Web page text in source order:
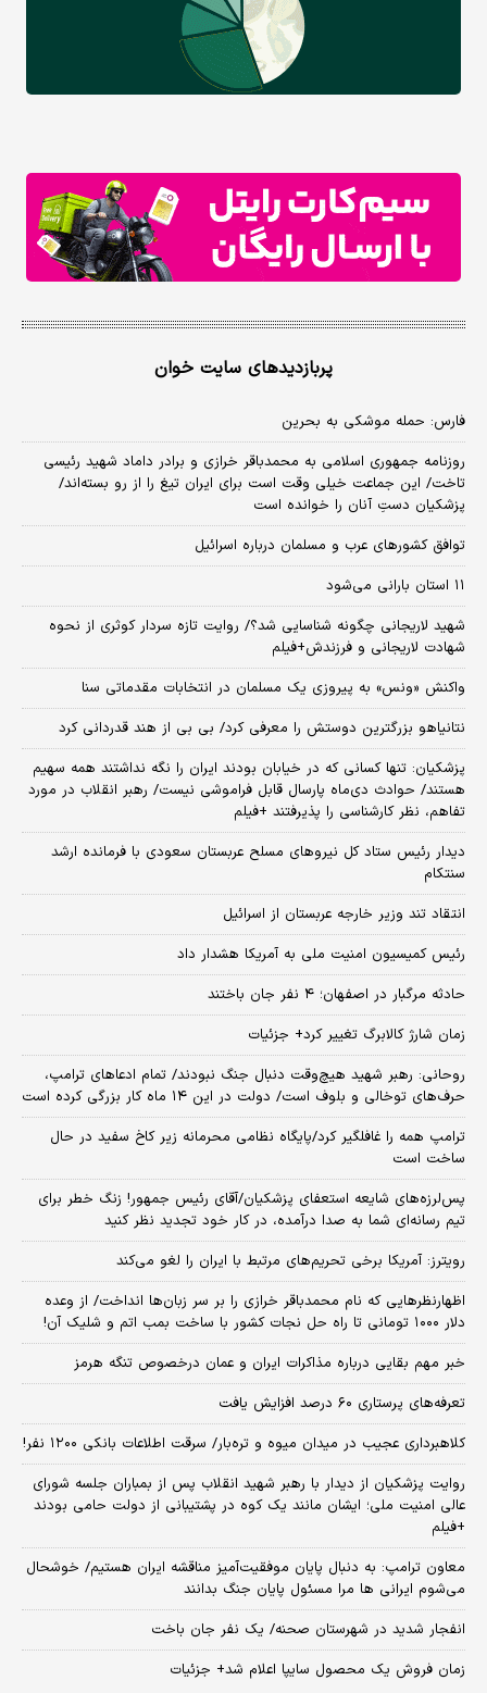
پربازدیدهای سایت خوان
فارس: حمله موشکی به بحرین
روزنامه جمهوری اسلامی به محمدباقر خرازی و برادر داماد شهید رئیسی
تاخت/ این جماعت خیلی وقت است برای ایران تیغ را از رو بسته‌اند/
پزشکیان دستِ آنان را خوانده است
توافق کشورهای عرب و مسلمان درباره اسرائیل
۱۱ استان بارانی می‌شود
شهید لاریجانی چگونه شناسایی شد؟/ روایت تازه سردار کوثری از نحوه
شهادت لاریجانی و فرزندش+فیلم
واکنش «ونس» به پیروزی یک مسلمان در انتخابات مقدماتی سنا
نتانیاهو بزرگترین دوستش را معرفی کرد/ بی بی از هند قدردانی کرد
پزشکیان: تنها کسانی که در خیابان بودند ایران را نگه نداشتند همه سهیم
هستند/ حوادث دی‌ماه پارسال قابل فراموشی نیست/ رهبر انقلاب در مورد
تفاهم، نظر کارشناسی را پذیرفتند +فیلم
دیدار رئیس ستاد کل نیروهای مسلح عربستان سعودی با فرمانده ارشد
سنتکام
انتقاد تند وزیر خارجه عربستان از اسرائیل
رئیس کمیسیون امنیت ملی به آمریکا هشدار داد
حادثه مرگبار در اصفهان؛ ۴ نفر جان باختند
زمان شارژ کالابرگ تغییر کرد+ جزئیات
روحانی: رهبر شهید هیچ‌وقت دنبال جنگ نبودند/ تمام ادعاهای ترامپ،
حرف‌های توخالی و بلوف است/ دولت در این ۱۴ ماه کار بزرگی کرده است
ترامپ همه را غافلگیر کرد/پایگاه نظامی محرمانه زیر کاخ سفید در حال
ساخت است
پس‌لرزه‌های شایعه استعفای پزشکیان/آقای رئیس جمهور! زنگ خطر برای
تیم رسانه‌ای شما به صدا درآمده، در کار خود تجدید نظر کنید
رویترز: آمریکا برخی تحریم‌های مرتبط با ایران را لغو می‌کند
اظهارنظرهایی که نام محمدباقر خرازی را بر سر زبان‌ها انداخت/ از وعده
دلار ۱۰۰۰ تومانی تا راه حل نجات کشور با ساخت بمب اتم و شلیک آن!
خبر مهم بقایی درباره مذاکرات ایران و عمان درخصوص تنگه هرمز
تعرفه‌های پرستاری ۶۰ درصد افزایش یافت
کلاهبرداری عجیب در میدان میوه و تره‌بار/ سرقت اطلاعات بانکی ۱۲۰۰ نفر!
روایت پزشکیان از دیدار با رهبر شهید انقلاب پس از بمباران جلسه شورای
عالی امنیت ملی؛ ایشان مانند یک کوه در پشتیبانی از دولت حامی بودند
+فیلم
معاون ترامپ: به دنبال پایان موفقیت‌آمیز مناقشه ایران هستیم/ خوشحال
می‌شوم ایرانی ها مرا مسئول پایان جنگ بدانند
انفجار شدید در شهرستان صحنه/ یک نفر جان باخت
زمان فروش یک محصول سایپا اعلام شد+ جزئیات